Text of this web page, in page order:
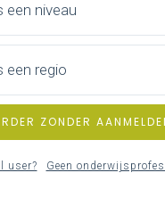
en globale
lees
Wat?
een niveau
een regio
ZONDER
user? Geen